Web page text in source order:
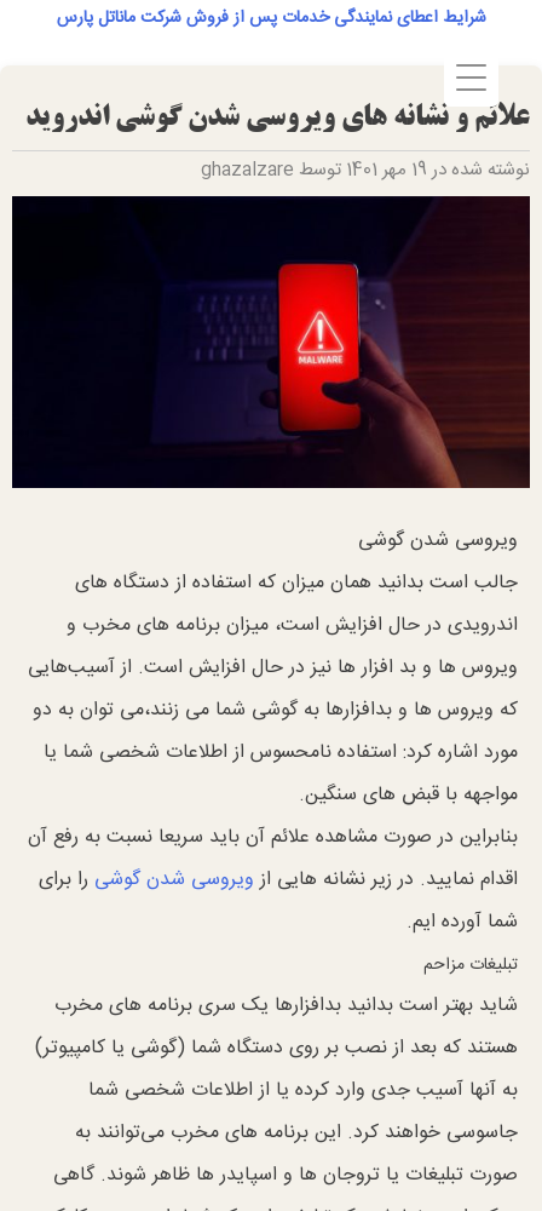
content
شرایط اعطای نمایندگی خدمات پس از فروش شرکت ماناتل پارس
علائم و نشانه های ویروسی شدن گوشی اندروید
نوشته شده در 19 مهر 1401 توسط ghazalzare
ویروسی شدن گوشی
جالب است بدانید همان میزان که استفاده از دستگاه های
اندرویدی در حال افزایش است، میزان برنامه های مخرب و
ویروس ها و بد افزار ها نیز در حال افزایش است. از آسیب‌هایی
که ویروس ها و بدافزارها به گوشی شما می زنند،می توان به دو
مورد اشاره کرد: استفاده نامحسوس از اطلاعات شخصی شما یا
مواجهه با قبض های سنگین.
بنابراین در صورت مشاهده علائم آن باید سریعا نسبت به رفع آن
اقدام نمایید. در زیر نشانه هایی ازویروسی شدن گوشی را برای
شما آورده ایم.
تبلیغات مزاحم
شاید بهتر است بدانید بدافزارها یک سری برنامه های مخرب
هستند که بعد از نصب بر روی دستگاه شما (گوشی یا کامپیوتر)
به آنها آسیب جدی وارد کرده یا از اطلاعات شخصی شما
جاسوسی خواهند کرد. این برنامه های مخرب می‌توانند به
صورت تبلیغات یا تروجان ها و اسپایدر ها ظاهر شوند. گاهی